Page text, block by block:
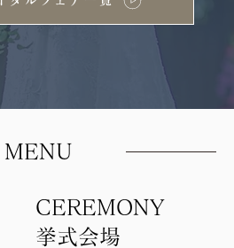
​CEREMONY
​挙式会場